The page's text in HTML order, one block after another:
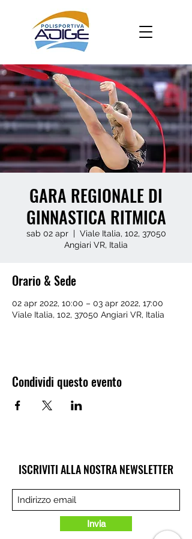
GARA REGIONALE DI
GINNASTICA RITMICA
sab 02 apr
  |
Viale Italia, 102, 37050
Angiari VR, Italia
Orario & Sede
02 apr 2022, 10:00 – 03 apr 2022, 17:00
Viale Italia, 102, 37050 Angiari VR, Italia
Condividi questo evento
ISCRIVITI ALLA NOSTRA NEWSLETTER
Invia